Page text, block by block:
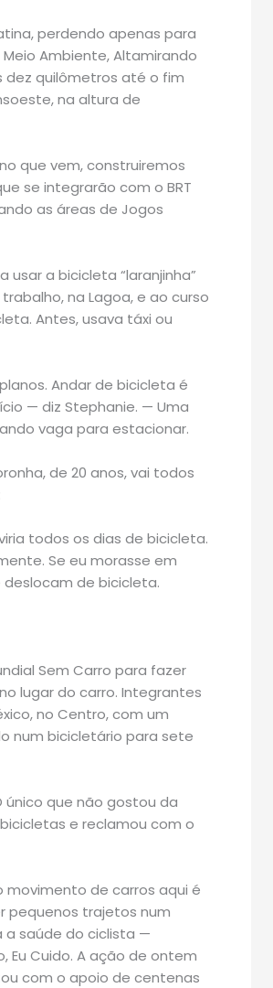
perdendo apenas para
Ambiente, Altamirando
dez quilômetros até o fim
na altura de
que vem, construiremos
se integrarão com o BRT
as áreas de Jogos
usar a bicicleta “laranjinha”
na Lagoa, e ao curso
Antes, usava táxi ou
Andar de bicicleta é
— diz Stephanie. — Uma
vaga para estacionar.
de 20 anos, vai todos
todos os dias de bicicleta.
Se eu morasse em
deslocam de bicicleta.
Sem Carro para fazer
lugar do carro. Integrantes
no Centro, com um
num bicicletário para sete
único que não gostou da
e reclamou com o
movimento de carros aqui é
pequenos trajetos num
a saúde do ciclista —
Eu Cuido. A ação de ontem
com o apoio de centenas